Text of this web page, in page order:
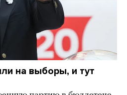
на выборы, и тут